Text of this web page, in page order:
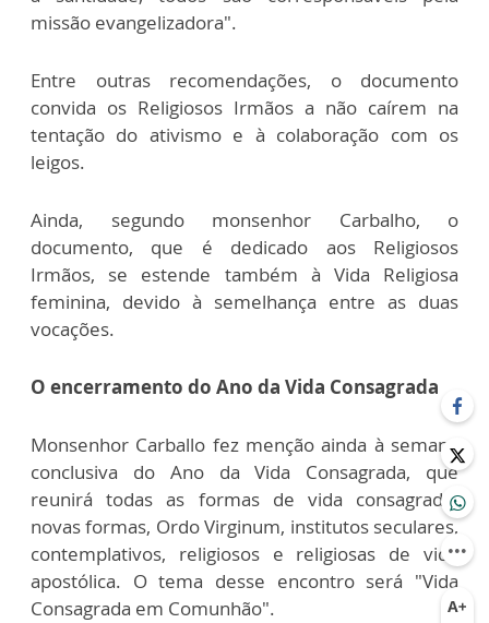
missão evangelizadora".
Entre outras recomendações, o documento
convida os Religiosos Irmãos a não caírem na
tentação do ativismo e à colaboração com os
leigos.
Ainda, segundo monsenhor Carbalho, o
documento, que é dedicado aos Religiosos
Irmãos, se estende também à Vida Religiosa
feminina, devido à semelhança entre as duas
vocações.
O encerramento do Ano da Vida Consagrada
Monsenhor Carballo fez menção ainda à semana
conclusiva do Ano da Vida Consagrada, que
reunirá todas as formas de vida consagrada:
novas formas, Ordo Virginum, institutos seculares,
contemplativos, religiosos e religiosas de vida
apostólica. O tema desse encontro será "Vida
Consagrada em Comunhão".